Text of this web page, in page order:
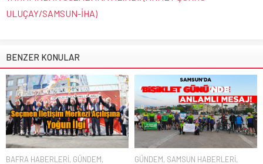
BENZER KONULAR
BAFRA HABERLERİ, GÜNDEM,
GÜNDEM, SAMSUN HABERLERİ,